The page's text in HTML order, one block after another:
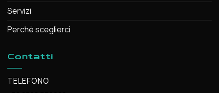
Servizi
Perchè sceglierci
Contatti
TELEFONO